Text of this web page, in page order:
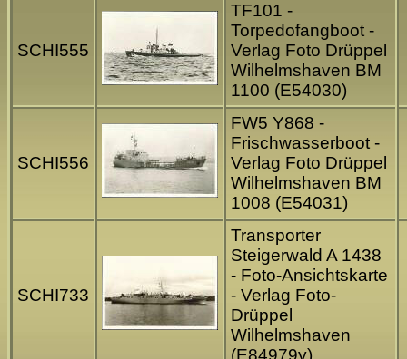
SCHI555
TF101 -
Torpedofangboot -
Verlag Foto Drüppel
Wilhelmshaven BM
1100 (E54030)
SCHI556
FW5 Y868 -
Frischwasserboot -
Verlag Foto Drüppel
Wilhelmshaven BM
1008 (E54031)
SCHI733
Transporter
Steigerwald A 1438
- Foto-Ansichtskarte
- Verlag Foto-
Drüppel
Wilhelmshaven
(E84979y)